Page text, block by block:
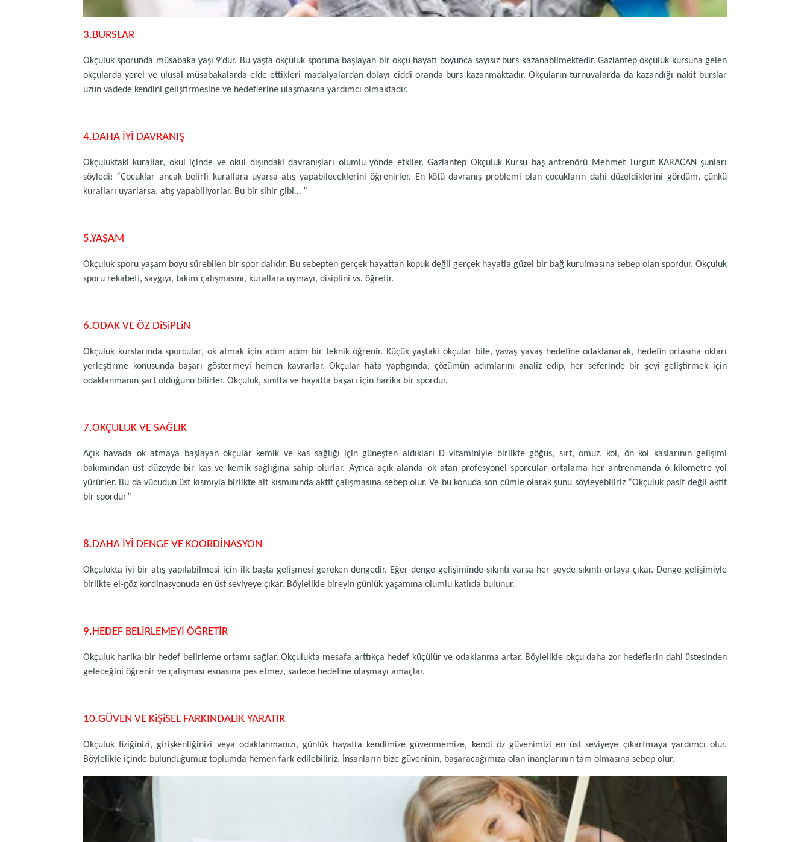
3.BURSLAR
Okçuluk sporunda müsabaka yaşı 9’dur. Bu yaşta okçuluk sporuna başlayan bir okçu hayatı boyunca sayısız burs kazanabilmektedir. Gaziantep okçuluk kursuna gelen
okçularda yerel ve ulusal müsabakalarda elde ettikleri madalyalardan dolayı ciddi oranda burs kazanmaktadır. Okçuların turnuvalarda da kazandığı nakit burslar
uzun vadede kendini geliştirmesine ve hedeflerine ulaşmasına yardımcı olmaktadır.
4.DAHA İYİ DAVRANIŞ
Okçuluktaki kurallar, okul içinde ve okul dışındaki davranışları olumlu yönde etkiler. Gaziantep Okçuluk Kursu baş antrenörü Mehmet Turgut KARACAN şunları
söyledi: “Çocuklar ancak belirli kurallara uyarsa atış yapabileceklerini öğrenirler. En kötü davranış problemi olan çocukların dahi düzeldiklerini gördüm, çünkü
kuralları uyarlarsa, atış yapabiliyorlar. Bu bir sihir gibi… ”
5.YAŞAM
Okçuluk sporu yaşam boyu sürebilen bir spor dalıdır. Bu sebepten gerçek hayattan kopuk değil gerçek hayatla güzel bir bağ kurulmasına sebep olan spordur. Okçuluk
sporu rekabeti, saygıyı, takım çalışmasını, kurallara uymayı, disiplini vs. öğretir.
6.ODAK VE ÖZ DiSiPLiN
Okçuluk kurslarında sporcular, ok atmak için adım adım bir teknik öğrenir. Küçük yaştaki okçular bile, yavaş yavaş hedefine odaklanarak, hedefin ortasına okları
yerleştirme konusunda başarı göstermeyi hemen kavrarlar. Okçular hata yaptığında, çözümün adımlarını analiz edip, her seferinde bir şeyi geliştirmek için
odaklanmanın şart olduğunu bilirler. Okçuluk, sınıfta ve hayatta başarı için harika bir spordur.
7.OKÇULUK VE SAĞLIK
Açık havada ok atmaya başlayan okçular kemik ve kas sağlığı için güneşten aldıkları D vitaminiyle birlikte göğüs, sırt, omuz, kol, ön kol kaslarının gelişimi
bakımından üst düzeyde bir kas ve kemik sağlığına sahip olurlar. Ayrıca açık alanda ok atan profesyonel sporcular ortalama her antrenmanda 6 kilometre yol
yürürler. Bu da vücudun üst kısmıyla birlikte alt kısmınında aktif çalışmasına sebep olur. Ve bu konuda son cümle olarak şunu söyleyebiliriz “Okçuluk pasif değil aktif
bir spordur”
8.DAHA İYİ DENGE VE KOORDİNASYON
Okçulukta iyi bir atış yapılabilmesi için ilk başta gelişmesi gereken dengedir. Eğer denge gelişiminde sıkıntı varsa her şeyde sıkıntı ortaya çıkar. Denge gelişimiyle
birlikte el-göz kordinasyonuda en üst seviyeye çıkar. Böylelikle bireyin günlük yaşamına olumlu katlıda bulunur.
9.HEDEF BELİRLEMEYİ ÖĞRETİR
Okçuluk harika bir hedef belirleme ortamı sağlar. Okçulukta mesafa arttıkça hedef küçülür ve odaklanma artar. Böylelikle okçu daha zor hedeflerin dahi üstesinden
geleceğini öğrenir ve çalışması esnasına pes etmez, sadece hedefine ulaşmayı amaçlar.
10.GÜVEN VE KiŞiSEL FARKINDALIK YARATIR
Okçuluk fiziğinizi, girişkenliğinizi veya odaklanmanızı, günlük hayatta kendimize güvenmemize, kendi öz güvenimizi en üst seviyeye çıkartmaya yardımcı olur.
Böylelikle içinde bulunduğumuz toplumda hemen fark edilebiliriz. İnsanların bize güveninin, başaracağımıza olan inançlarının tam olmasına sebep olur.